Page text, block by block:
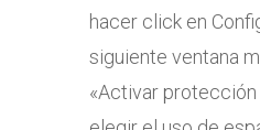
hacer click en
siguiente ventana
«Activar